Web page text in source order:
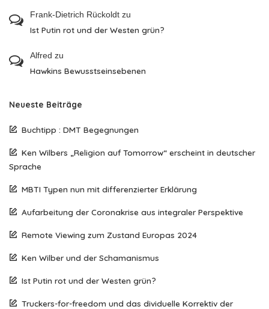
Frank-Dietrich Rückoldt zu
Ist Putin rot und der Westen grün?
Alfred zu
Hawkins Bewusstseinsebenen
Neueste Beiträge
Buchtipp : DMT Begegnungen
Ken Wilbers „Religion auf Tomorrow“ erscheint in deutscher
Sprache
MBTI Typen nun mit differenzierter Erklärung
Aufarbeitung der Coronakrise aus integraler Perspektive
Remote Viewing zum Zustand Europas 2024
Ken Wilber und der Schamanismus
Ist Putin rot und der Westen grün?
Truckers-for-freedom und das dividuelle Korrektiv der